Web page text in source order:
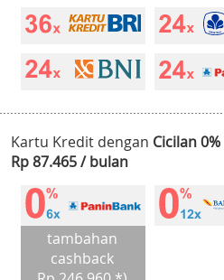
Kartu Kredit dengan Cicilan 0%
Rp 87.465 / bulan
tambahan
cashback